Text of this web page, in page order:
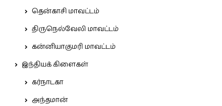
தென்காசி மாவட்டம்
திருநெல்வேலி மாவட்டம்
கன்னியாகுமரி மாவட்டம்
இந்தியக் கிளைகள்
கர்நாடகா
அந்தமான்